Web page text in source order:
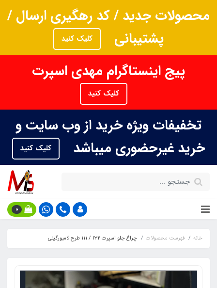
محصولات جدید / کد رهگیری ارسال /
پشتیبانی
کلیک کنید
پیج اینستاگرام مهدی اسپرت
کلیک کنید
تخفیفات ویژه خرید از وب سایت و
خرید غیرحضوری میباشد
کلیک کنید
0
خانه فهرست محصولات چراغ جلو اسپرت 132 / 111 طرح لامبورگینی